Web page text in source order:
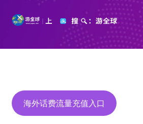
Skip
Skip
首页
公司介绍
海外话费流量充值入口